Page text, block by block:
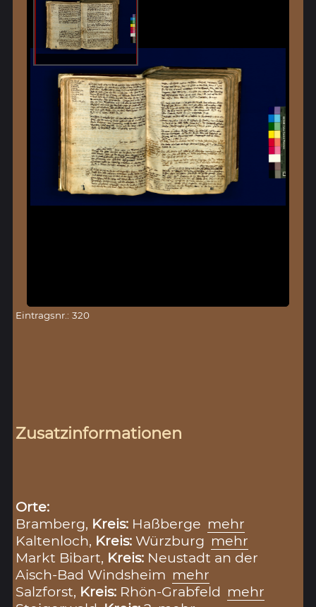
Eintragsnr.: 320
Zusatzinformationen
Orte:
Bramberg, Kreis: Haßberge mehr
Kaltenloch, Kreis:Würzburg mehr
Markt Bibart, Kreis: Neustadt an der
Aisch-Bad Windsheim mehr
Salzforst, Kreis: Rhön-Grabfeld mehr